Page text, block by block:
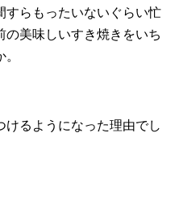
すらもったいないぐらい忙
の美味しいすき焼きをいち
るようになった理由でし